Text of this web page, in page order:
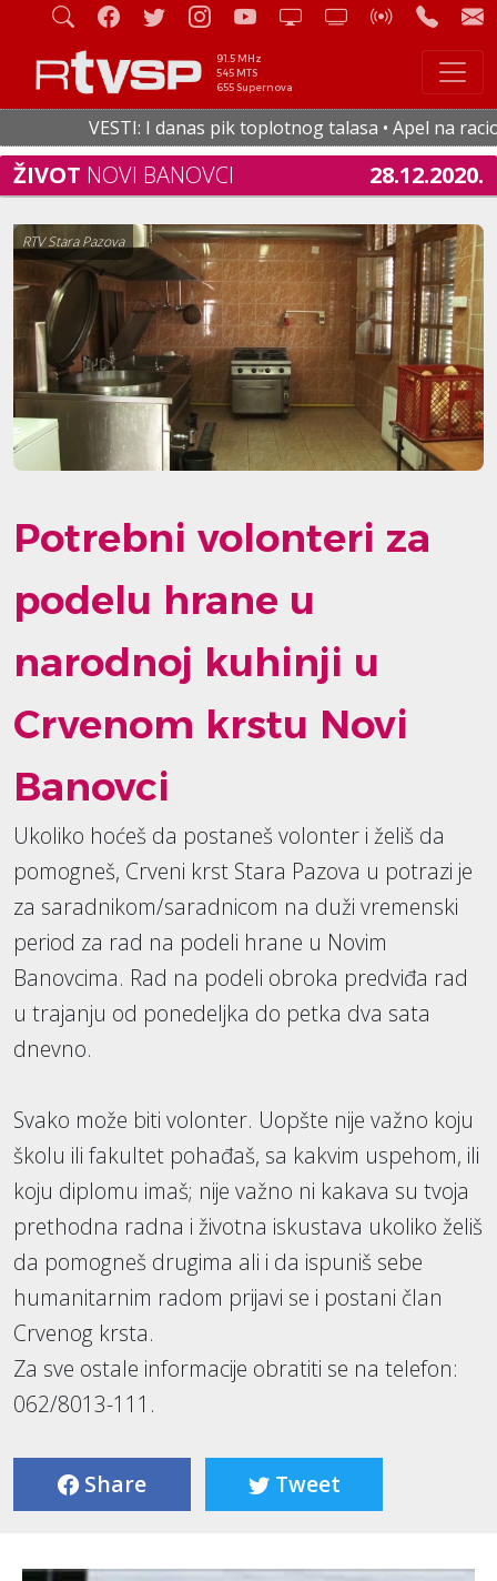
91.5 MHz
545 MTS
655 Supernova
VESTI: I danas pik toplotnog talasa • Apel na
ŽIVOT NOVI BANOVCI 28.12.2020.
RTV Stara Pazova
Potrebni volonteri za
podelu hrane u
narodnoj kuhinji u
Crvenom krstu Novi
Banovci
Ukoliko hoćeš da postaneš volonter i želiš da
pomogneš, Crveni krst Stara Pazova u potrazi je
za saradnikom/saradnicom na duži vremenski
period za rad na podeli hrane u Novim
Banovcima. Rad na podeli obroka predviđa rad
u trajanju od ponedeljka do petka dva sata
dnevno.
Svako može biti volonter. Uopšte nije važno koju
školu ili fakultet pohađaš, sa kakvim uspehom, ili
koju diplomu imaš; nije važno ni kakava su tvoja
prethodna radna i životna iskustava ukoliko želiš
da pomogneš drugima ali i da ispuniš sebe
humanitarnim radom prijavi se i postani član
Crvenog krsta.
Za sve ostale informacije obratiti se na telefon:
062/8013-111.
Share Tweet